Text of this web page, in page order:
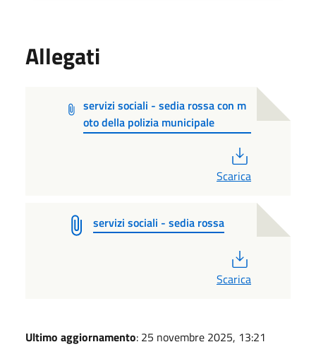
Allegati
servizi sociali - sedia rossa con m
oto della polizia municipale
Scarica
servizi sociali - sedia rossa
Scarica
Ultimo aggiornamento: 25 novembre 2025, 13:21